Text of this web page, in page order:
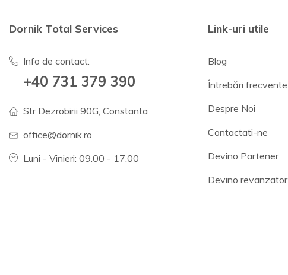
Dornik Total Services
Info de contact:
+40 731 379 390
Str Dezrobirii 90G, Constanta
office@dornik.ro
Luni - Vinieri: 09.00 - 17.00
Link-uri utile
Blog
Întrebări frecvente
Despre Noi
Contactati-ne
Devino Partener
Devino revanzator